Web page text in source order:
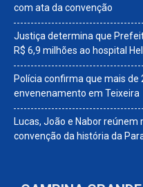
com ata da convenção
Justiça determina que
R$ 6,9 milhões ao hospital
Polícia confirma que mais
envenenamento em Teixeira
Lucas, João e Nabor
convenção da história da